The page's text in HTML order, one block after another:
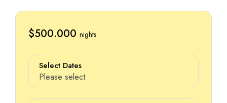
$500.000 nights
Select Dates
Please select